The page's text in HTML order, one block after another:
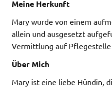
Meine Herkunft
Mary wurde von einem
allein und ausgesetzt
Vermittlung auf Pflegestelle
Über Mich
Mary ist eine liebe Hündin,